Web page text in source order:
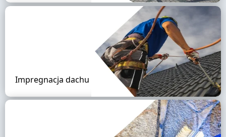
Impregnacja dachu